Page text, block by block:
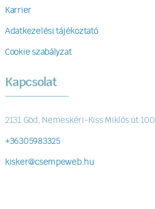
Karrier
Adatkezelési tájékoztató
Cookie szabályzat
Kapcsolat
2131 Göd, Nemeskéri-Kiss Miklós út 100.
+36305983325
kisker@csempeweb.hu